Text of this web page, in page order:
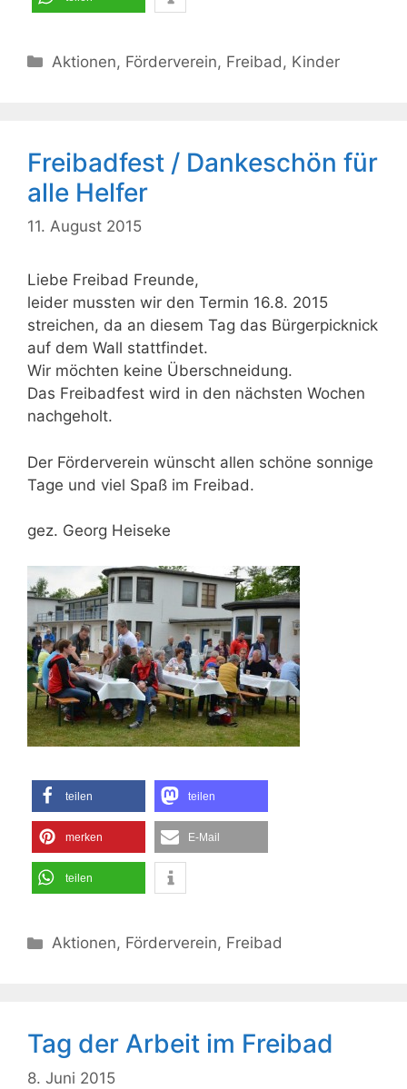
Kategorien
Aktionen, Förderverein, Freibad , Kinder
Freibadfest / Dankeschön für
alle Helfer
11. August 2015
Liebe Freibad Freunde,
leider mussten wir den Termin 16.8. 2015
streichen, da an diesem Tag das Bürgerpicknick
auf dem Wall stattfindet.
Wir möchten keine Überschneidung.
Das Freibadfest wird in den nächsten Wochen
nachgeholt.
Der Förderverein wünscht allen schöne sonnige
Tage und viel Spaß im Freibad.
gez. Georg Heiseke
teilen teilen
merken E-Mail
teilen
Kategorien
Aktionen, Förderverein, Freibad
Tag der Arbeit im Freibad
8. Juni 2015